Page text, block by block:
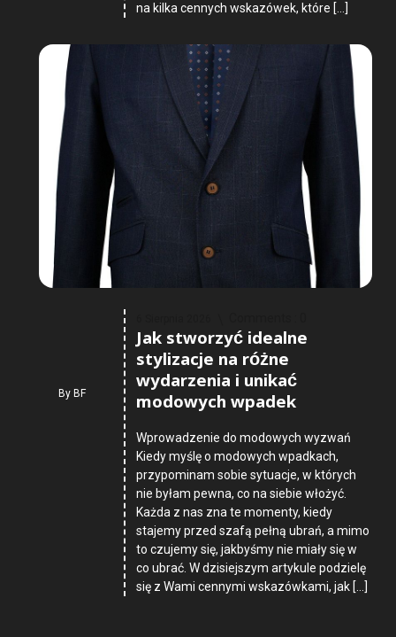
na kilka cennych wskazówek, które […]
ByBF
Jak stworzyć idealne
stylizacje na różne
wydarzenia i unikać
modowych wpadek
Wprowadzenie do modowych wyzwań
Kiedy myślę o modowych wpadkach,
przypominam sobie sytuacje, w których
nie byłam pewna, co na siebie włożyć.
Każda z nas zna te momenty, kiedy
stajemy przed szafą pełną ubrań, a mimo
to czujemy się, jakbyśmy nie miały się w
co ubrać. W dzisiejszym artykule podzielę
się z Wami cennymi wskazówkami, jak […]